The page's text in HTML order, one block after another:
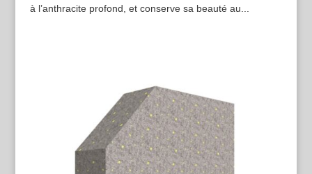
à l’anthracite profond, et conserve sa beauté au...